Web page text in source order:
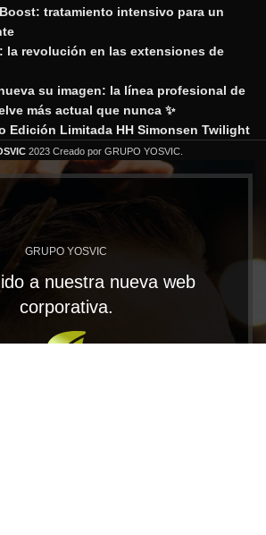
tratamiento intensivo para un
la revolución en las extensiones de
su imagen: la línea profesional de
más actual que nunca ✨
Edición Limitada HH Simonsen Twilight
2023 Creado por GRUPO YOSVIC.
GRUPO YOSVIC
a nuestra nueva web
corporativa.